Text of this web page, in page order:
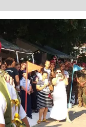
de Auxiliar de